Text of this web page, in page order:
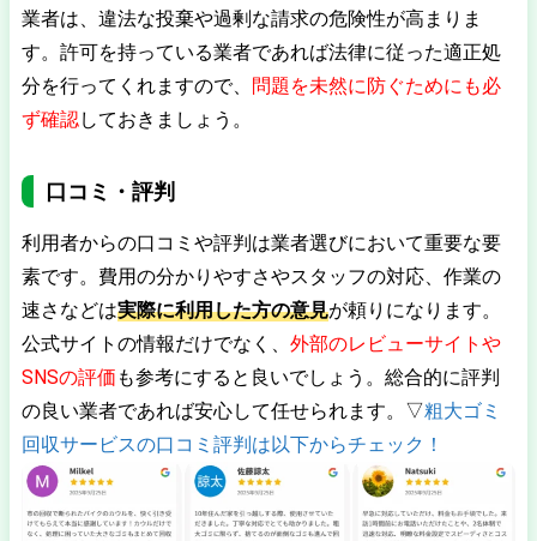
業者は、違法な投棄や過剰な請求の危険性が高まりま
す。許可を持っている業者であれば法律に従った適正処
分を行ってくれますので、 問題を未然に防ぐためにも必
ず確認しておきましょう。
口コミ・評判
利用者からの口コミや評判は業者選びにおいて重要な要
素です。費用の分かりやすさやスタッフの対応、作業の
速さなどは実際に利用した方の意見が頼りになります。
公式サイトの情報だけでなく、 外部のレビューサイトや
SNSの評価 も参考にすると良いでしょう。総合的に評判
の良い業者であれば安心して任せられます。▽粗大ゴミ
回収サービスの口コミ評判は以下からチェック！